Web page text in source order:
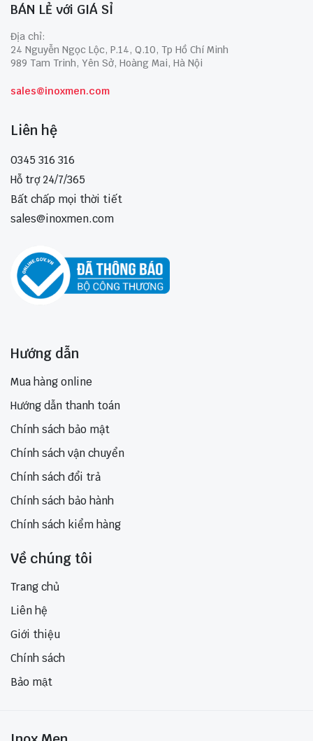
BÁN LẺ với GIÁ SỈ
Địa chỉ:
24 Nguyễn Ngọc Lộc, P.14, Q.10, Tp Hồ Chí Minh
989 Tam Trinh, Yên Sở, Hoàng Mai, Hà Nội
sales@inoxmen.com
Liên hệ
0345 316 316
Hỗ trợ 24/7/365
Bất chấp mọi thời tiết
sales@inoxmen.com
Hướng dẫn
Mua hàng online
Hướng dẫn thanh toán
Chính sách bảo mật
Chính sách vận chuyển
Chính sách đổi trả
Chính sách bảo hành
Chính sách kiểm hàng
Về chúng tôi
Trang chủ
Liên hệ
Giới thiệu
Chính sách
Bảo mật